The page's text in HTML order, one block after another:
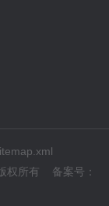
权所有 备案号：